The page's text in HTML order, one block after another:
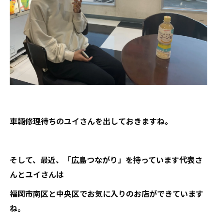
車輛修理待ちのユイさんを出しておきますね。
そして、最近、「広島つながり」を持っています代表さ
んとユイさんは
福岡市南区と中央区でお気に入りのお店ができています
ね。